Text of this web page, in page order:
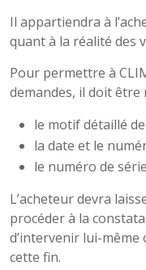
Il appartiendra à
quant à la réalité des
Pour permettre à
demandes, il doit être
le motif détaillé
la date et le
le numéro de
L’acheteur devra
procéder à la
d’intervenir lui-
cette fin.